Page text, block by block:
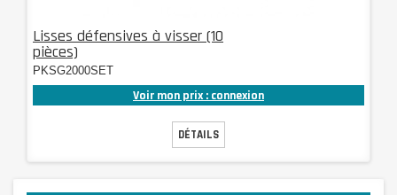
Lisses défensives à visser (10
pièces)
PKSG2000SET
Voir mon prix : connexion
DÉTAILS